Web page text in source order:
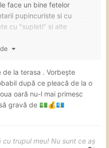
face un bine fetelor
pupincuriste si cu
cu "supleti" si alte
purici. Aici pe forum
dat, cand vine nota
la terasa . Vorbește
după ce pleacă de la o
oară nu-l mai primesc
gravă de 💵💰💶
cu trupul meu! Nu sunt ce aș